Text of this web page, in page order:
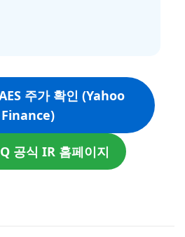
주가 확인 (Yahoo
Finance)
공식 IR 홈페이지